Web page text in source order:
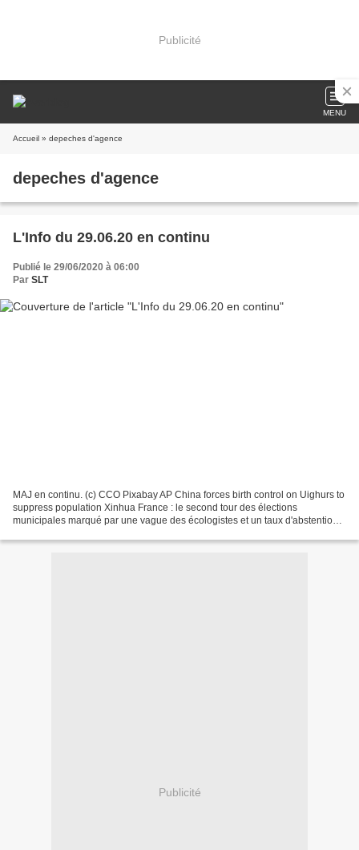
Publicité
MENU
Accueil » depeches d'agence
depeches d'agence
L'Info du 29.06.20 en continu
Publié le 29/06/2020 à 06:00
Par SLT
MAJ en continu. (c) CCO Pixabay AP China forces birth control on Uighurs to
suppress population Xinhua France : le second tour des élections
municipales marqué par une vague des écologistes et un taux d'abstention
Publicité